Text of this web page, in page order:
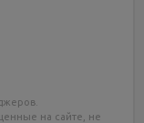
на сайте, не